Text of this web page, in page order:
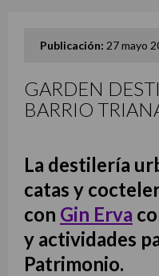
Publicación: 27 mayo
GARDEN
BARRIO
La destilería
catas y
con Gin Erva
y actividades
Patrimonio.